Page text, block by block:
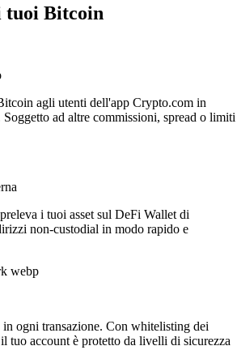
tuoi Bitcoin
agli utenti dell'app Crypto.com in
Soggetto ad altre commissioni, spread o limiti
i tuoi asset sul DeFi Wallet di
non-custodial in modo rapido e
ogni transazione. Con whitelisting dei
tuo account è protetto da livelli di sicurezza